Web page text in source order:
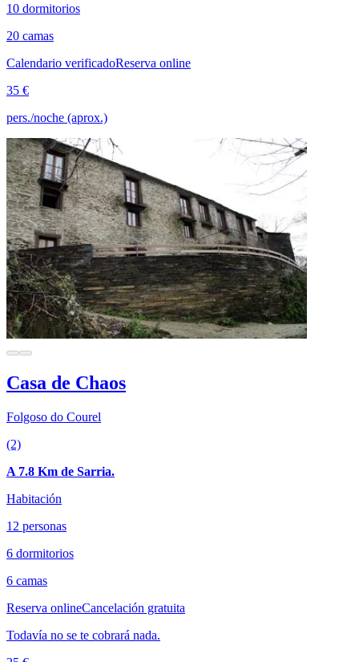
10 dormitorios
20 camas
Calendario verificadoReserva online
35 €
pers./noche (aprox.)
Casa de Chaos
Folgoso do Courel
(2)
A 7.8 Km de Sarria.
Habitación
12 personas
6 dormitorios
6 camas
Reserva onlineCancelación gratuita
Todavía no se te cobrará nada.